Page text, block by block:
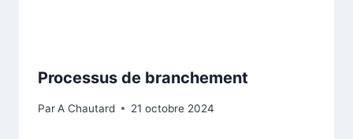
Processus de branchement
ParA Chautard 21 octobre 2024